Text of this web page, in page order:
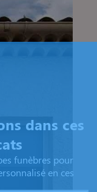
dans ces
funèbres pour
en ces